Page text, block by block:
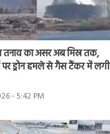
तनाव का असर अब मिस्र तक,
पर ड्रोन हमले से गैस टैंकर में लगी
- 5:42 PM